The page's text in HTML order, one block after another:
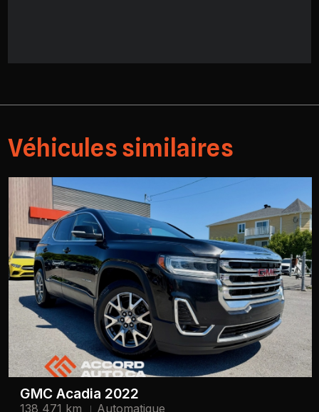
Véhicules similaires
GMC Acadia 2022
138 471 km Automatique